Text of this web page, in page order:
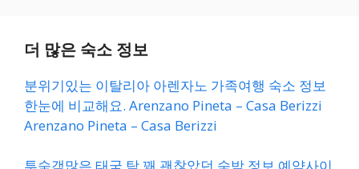
더 많은 숙소 정보
분위기있는 이탈리아 아렌자노 가족여행 숙소 정보
한눈에 비교해요. Arenzano Pineta – Casa Berizzi
Arenzano Pineta – Casa Berizzi